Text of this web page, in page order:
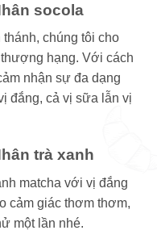
socola
chúng tôi cho
hạng. Với cách
nhận sự đa dạng
đắng, cả vị sữa lẫn vị
trà xanh
matcha với vị đắng
cảm giác thơm thơm,
một lần nhé.